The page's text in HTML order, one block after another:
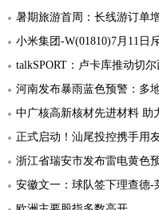
暑期旅游首周：长线游订单
小米集团-W(01810)7月11日
talkSPORT：卢卡库推动切
河南发布暴雨蓝色预警：多
中广核高新核材先进材料 助
正式启动！汕尾投控携手用
浙江省瑞安市发布雷电黄色
安徽文一：球队签下理查德-